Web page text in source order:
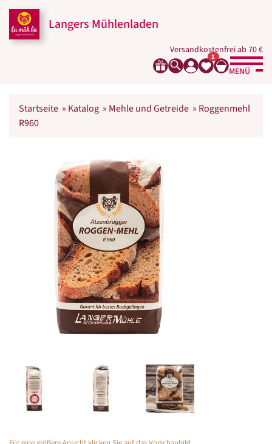
Langers Mühlenladen
Versandkostenfrei ab 70 €
1
MENÜ
Startseite » Katalog » Mehle und Getreide » Roggenmehl
R960